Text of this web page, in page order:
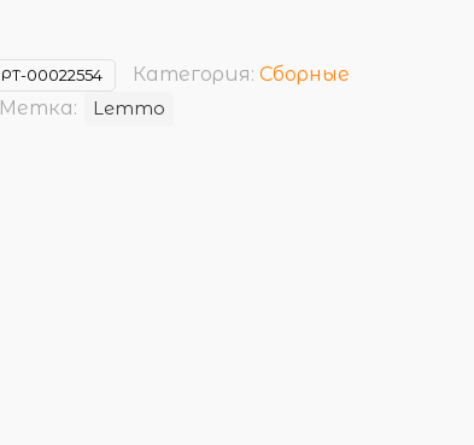
РТ-00022554 Категория: Сборные
Метка: Lemmo